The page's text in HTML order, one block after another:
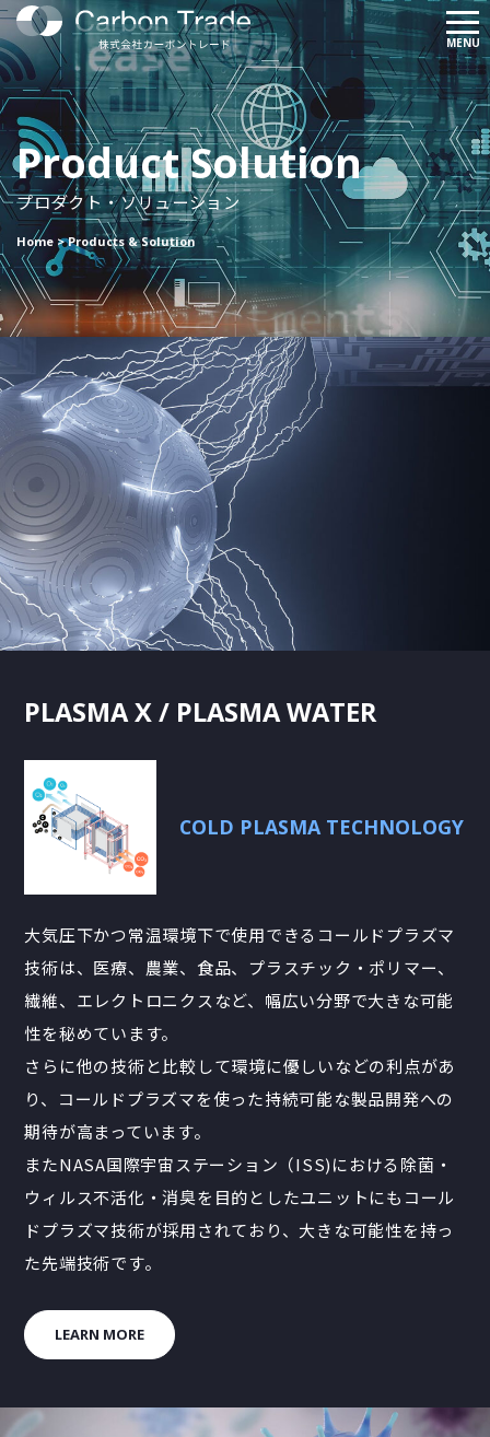
Product Solution
プロダクト・ソリューション
Home >Products & Solution
PLASMA X / PLASMA WATER
COLD PLASMA TECHNOLOGY
大気圧下かつ常温環境下で使用できるコールドプラズマ
技術は、医療、農業、食品、プラスチック・ポリマー、
繊維、エレクトロニクスなど、幅広い分野で大きな可能
性を秘めています。
さらに他の技術と比較して環境に優しいなどの利点があ
り、コールドプラズマを使った持続可能な製品開発への
期待が高まっています。
またNASA国際宇宙ステーション（ISS)における除菌・
ウィルス不活化・消臭を目的としたユニットにもコール
ドプラズマ技術が採用されており、大きな可能性を持っ
た先端技術です。
LEARN MORE
メ
ニ
ュ
ー
MENU